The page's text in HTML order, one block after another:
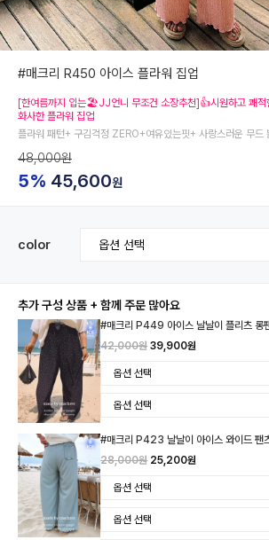
#매크리 R450 아이스 플라워 집업
[한여름까지 입는🏖JJ언니 무조건 소장추천]👍시원하고 쾌적
화사한 플라워 집업
플라워 패턴+ 구김걱정 ZERO+여유있는핏+ 사랑스러운 무드
48,000원
5% 45,600원
color
추가 구성 상품 + 함께 주문 많아요
#매크리 P449 아이스 날날이 플리츠 롱
42,000원 39,900원
#매크리 P423 날날이 아이스 와이드 팬
28,000원 25,200원